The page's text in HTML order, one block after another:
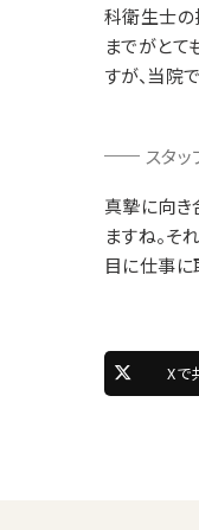
科衛生士の
までがとて
すが、当院
スタ
真摯に向き
ますね。そ
目に仕事に
Xで